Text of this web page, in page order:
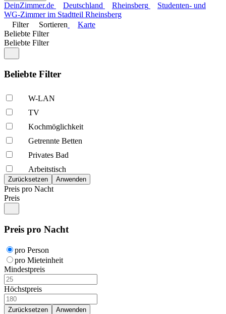
DeinZimmer.de Deutschland Rheinsberg
Studenten- und
WG-Zimmer im Stadtteil Rheinsberg
Filter
Sortieren
Karte
Beliebte Filter
Beliebte Filter
Beliebte Filter
W-LAN
TV
Kochmöglich­keit
Getrennte Betten
Privates Bad
Arbeitstisch
Preis pro Nacht
Preis
Preis pro Nacht
pro Person
pro Mieteinheit
Mindestpreis
Höchstpreis